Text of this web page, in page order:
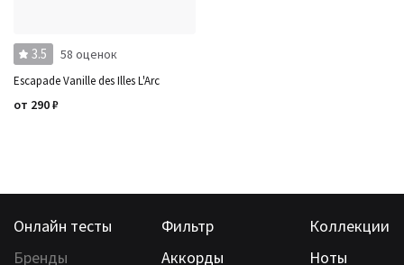
3.5 58 оценок
Escapade Vanille des Illes L'Arc
от 290₽
Онлайн тесты Фильтр
Коллекции
Бренды
Аккорды Ноты